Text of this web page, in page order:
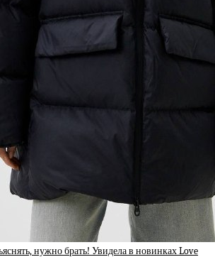
нужно брать! Увидела в новинках Love